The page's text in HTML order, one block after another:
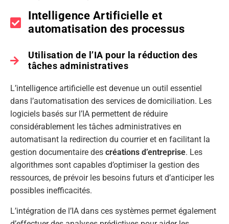
Intelligence Artificielle et
automatisation des processus
Utilisation de l’IA pour la réduction des
tâches administratives
L’intelligence artificielle est devenue un outil essentiel
dans l’automatisation des services de domiciliation. Les
logiciels basés sur l’IA permettent de réduire
considérablement les tâches administratives en
automatisant la redirection du courrier et en facilitant la
gestion documentaire des créations d’entreprise. Les
algorithmes sont capables d’optimiser la gestion des
ressources, de prévoir les besoins futurs et d’anticiper les
possibles inefficacités.
L’intégration de l’IA dans ces systèmes permet également